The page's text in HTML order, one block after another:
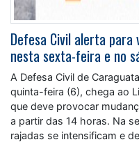
Defesa Civil alerta
nesta sexta-feira e no
A Defesa Civil de
quinta-feira (6), chega ao
que deve provocar
a partir das 14 horas. Na
rajadas se intensificam e